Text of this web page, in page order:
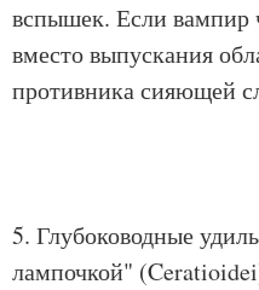
вспышек. Если вампир
вместо выпускания
противника сияющей
5. Глубоководные
лампочкой"